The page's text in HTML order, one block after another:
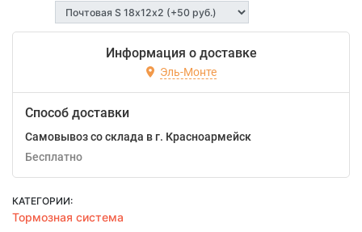
Информация о доставке
Эль-Монте
Способ доставки
Самовывоз со склада в г. Красноармейск
Бесплатно
КАТЕГОРИИ:
Тормозная система